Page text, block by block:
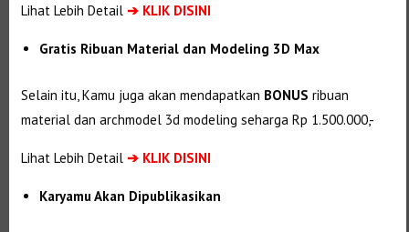
Lihat Lebih Detail➔ KLIK DISINI
Gratis Ribuan Material dan Modeling 3D Max
Selain itu, Kamu juga akan mendapatkan BONUS ribuan
material danarchmodel 3d modeling seharga Rp 1.500.000,-
Lihat Lebih Detail➔ KLIK DISINI
Karyamu Akan Dipublikasikan